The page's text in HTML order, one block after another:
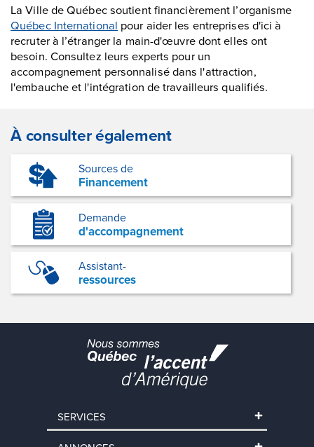
La Ville de Québec soutient financièrement l’organisme
Québec International pour aider les entreprises d'ici à
recruter à l’étranger la main-d'œuvre dont elles ont
besoin. Consultez leurs experts pour un
accompagnement personnalisé dans l'attraction,
l'embauche et l'intégration de travailleurs qualifiés.
À consulter également
Sources de
Financement
Demande
d'accompagnement
Assistant-
ressources
SERVICES